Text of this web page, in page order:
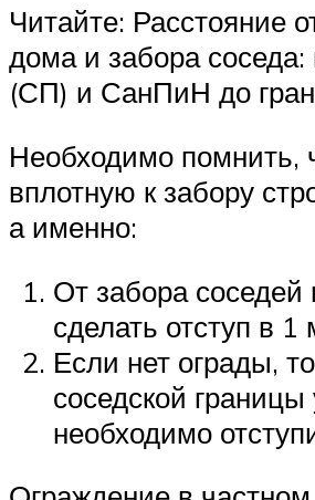
Читайте: Расстояние
дома и забора
(СП) и СанПиН до
Необходимо помнить,
вплотную к забору
а именно:
От забора соседей
сделать отступ в 1
Если нет ограды,
соседской границы
необходимо